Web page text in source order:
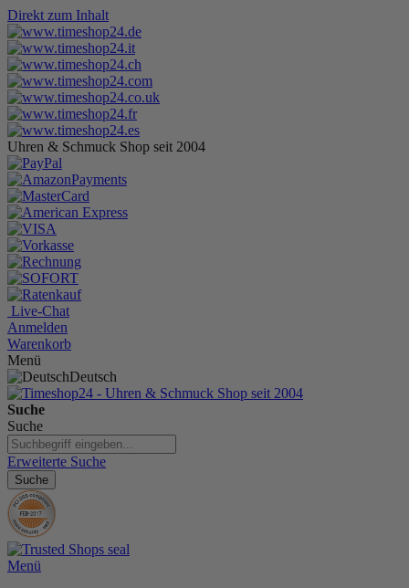
Direkt zum Inhalt
Uhren & Schmuck Shop seit 2004
Live-Chat
Anmelden
Warenkorb
Menü
Deutsch
Suche
Suche
Erweiterte Suche
Suche
Menü